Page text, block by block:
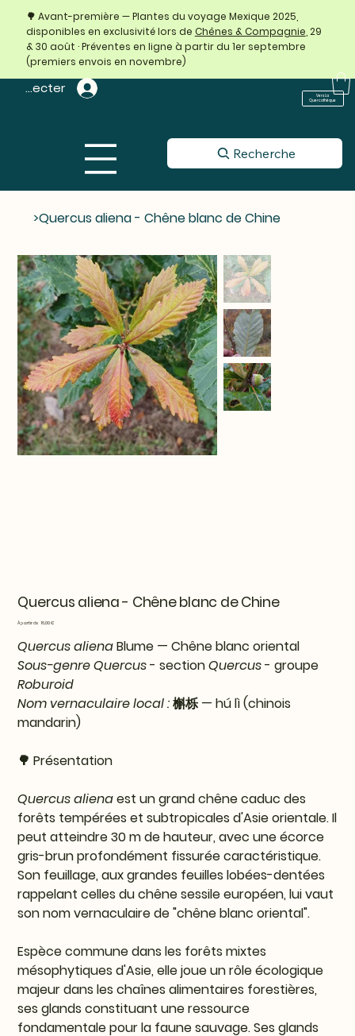
connecter
Recherche
Vers La
Quercothèque
🌳 Avant-première — Plantes du voyage Mexique 2025,
disponibles en exclusivité lors de Chênes & Compagnie, 29
& 30 août · Préventes en ligne à partir du 1er septembre
(premiers envois en novembre)
>Quercus aliena - Chêne blanc de Chine
Quercus aliena - Chêne blanc de Chine
À partir de Prix
16,00 €
Quercus alienaBlume — Chêne blanc oriental
Sous-genre Quercus- sectionQuercus- groupe
Roburoid
Nom vernaculaire local :槲栎 — hú lì (chinois
mandarin)
🌳 Présentation
Quercus alienaest un grand chêne caduc des
forêts tempérées et subtropicales d'Asie orientale. Il
peut atteindre 30 m de hauteur, avec une écorce
gris-brun profondément fissurée caractéristique.
Son feuillage, aux grandes feuilles lobées-dentées
rappelant celles du chêne sessile européen, lui vaut
son nom vernaculaire de "chêne blanc oriental".
Espèce commune dans les forêts mixtes
mésophytiques d'Asie, elle joue un rôle écologique
majeur dans les chaînes alimentaires forestières,
ses glands constituant une ressource
fondamentale pour la faune sauvage. Ses glands